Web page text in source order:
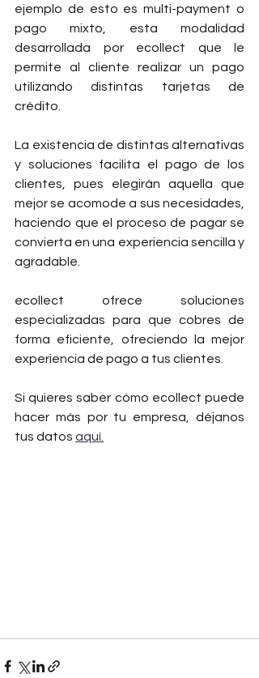
ejemplo de esto es multi-payment o
pago mixto, esta modalidad
desarrollada por ecollect que le
permite al cliente realizar un pago
utilizando distintas tarjetas de
crédito.
La existencia de distintas alternativas
y soluciones facilita el pago de los
clientes, pues elegirán aquella que
mejor se acomode a sus necesidades,
haciendo que el proceso de pagar se
convierta en una experiencia sencilla y
agradable.
ecollect ofrece soluciones
especializadas para que cobres de
forma eficiente, ofreciendo la mejor
experiencia de pago a tus clientes.
Si quieres saber cómo ecollect puede
hacer más por tu empresa, déjanos
tus datos aquí.